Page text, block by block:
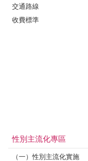
交通路線
收費標準
性別主流化專區
（一）性別主流化實施